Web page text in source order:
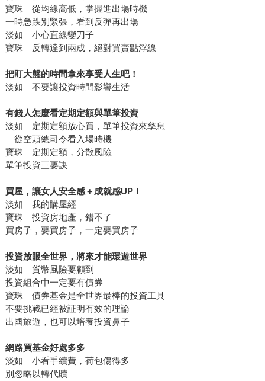
寶珠 從均線高低，掌握進出場時機
一時急跌別緊張，看到反彈再出場
淡如 小心直線變刀子
寶珠 反轉達到兩成，絕對買賣點浮線
把盯大盤的時間拿來享受人生吧！
淡如 不要讓投資時間影響生活
有錢人怎麼看定期定額與單筆投資
淡如 定期定額放心買，單筆投資來孳息
從空頭總司令看入場時機
寶珠 定期定額，分散風險
單筆投資三要訣
買屋，讓女人安全感＋成就感UP！
淡如 我的購屋經
寶珠 投資房地產，錯不了
買房子，要買房子，一定要買房子
投資放眼全世界，將來才能環遊世界
淡如 貨幣風險要顧到
投資組合中一定要有債券
寶珠 債券基金是全世界最棒的投資工具
不要挑戰已經被証明有效的理論
出國旅遊，也可以培養投資鼻子
網路買基金好處多多
淡如 小看手續費，荷包傷得多
別忽略以轉代贖